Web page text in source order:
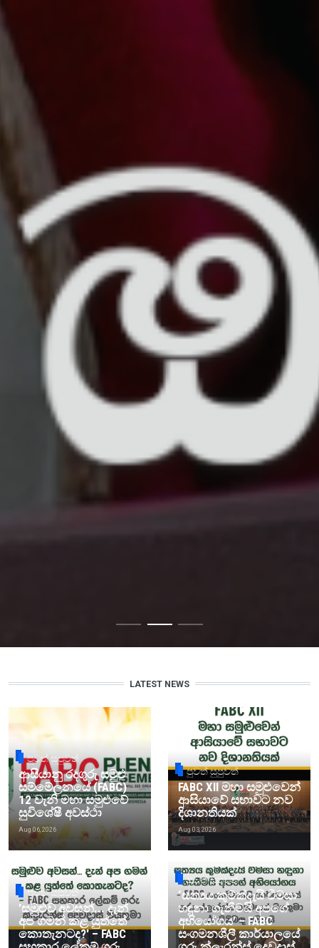
LATEST NEWS
පුවත් සුපුවත්
ආසියානු රදගුරු සමුළු
සම්මේලනයේ (FABC)
12 වැනි මහා සමුළුවේ
සුවිශේෂී අවස්ථා
Aug 06, 2026
පුවත් සුපුවත්
FABC XII මහා සමුළුවෙන්
ආසියාවේ සභාවට නව
දිශානතියක්
Aug 03, 2026
පුවත් සුපුවත්
'සමුළුව අවසන්... දැන්
අප ගමන් කළ යුත්තේ
කොතැනටද?' – FABC
පුවත් සුපුවත්
‘සත්‍යය කුමක්දැයි විමසා
හඳුනා ගැනීමයි අපගේ
අභියෝගය’ – FABC
සංගමනශීලී කාර්යාලයේ